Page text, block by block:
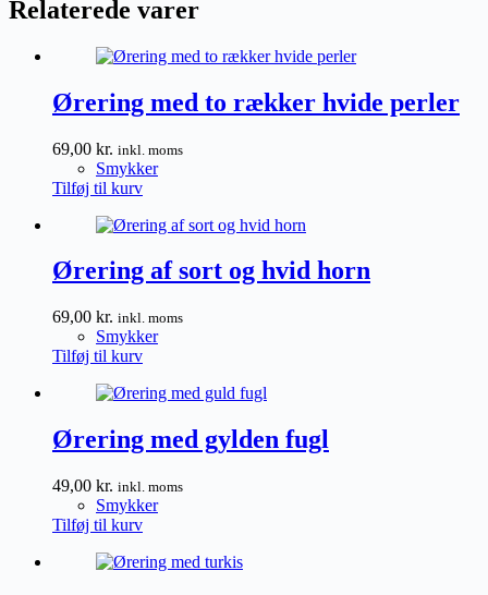
Relaterede varer
Ørering med to rækker hvide perler
69,00 kr. inkl. moms
Smykker
Tilføj til kurv
Ørering af sort og hvid horn
69,00 kr. inkl. moms
Smykker
Tilføj til kurv
Ørering med gylden fugl
49,00 kr. inkl. moms
Smykker
Tilføj til kurv